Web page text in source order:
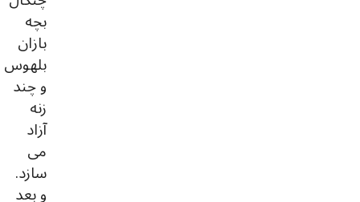
بچه
بازان
بلهوس
و چند
زنه
آزاد
می
سازد.
و بعد